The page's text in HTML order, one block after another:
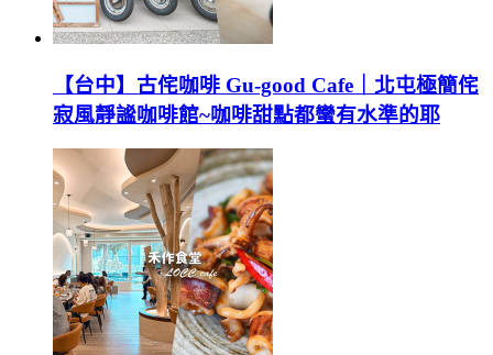
【台中】古侘咖啡 Gu-good Cafe｜北屯極簡侘
寂風靜謐咖啡館~咖啡甜點都蠻有水準的耶